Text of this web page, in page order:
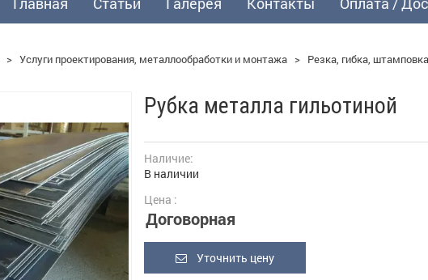
> Услуги проектирования, металлообработки и монтажа > Резка, гибка,
Рубка металла гильотиной
Наличие:
В наличии
Цена :
Договорная
Уточнить цену